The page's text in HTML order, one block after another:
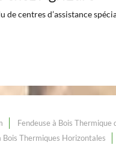
centres d’assistance
Fendeuse à Bois Thermique
Bois Thermiques Horizontales